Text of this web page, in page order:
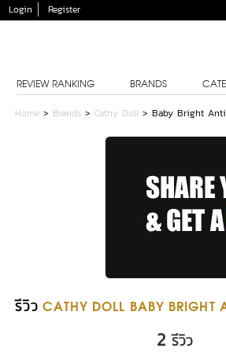
Login Register
REVIEW RANKING BRANDS
Home > Brands > Cathy Doll > Baby Bright
รีวิว CATHY DOLL BABY BRIGHT
2 รีวิว